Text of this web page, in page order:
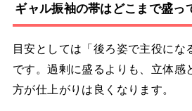
ギャル振袖の帯はどこまで盛っ
目安としては「後ろ姿で主役にな
です。過剰に盛るよりも、立体感
方が仕上がりは良くなります。